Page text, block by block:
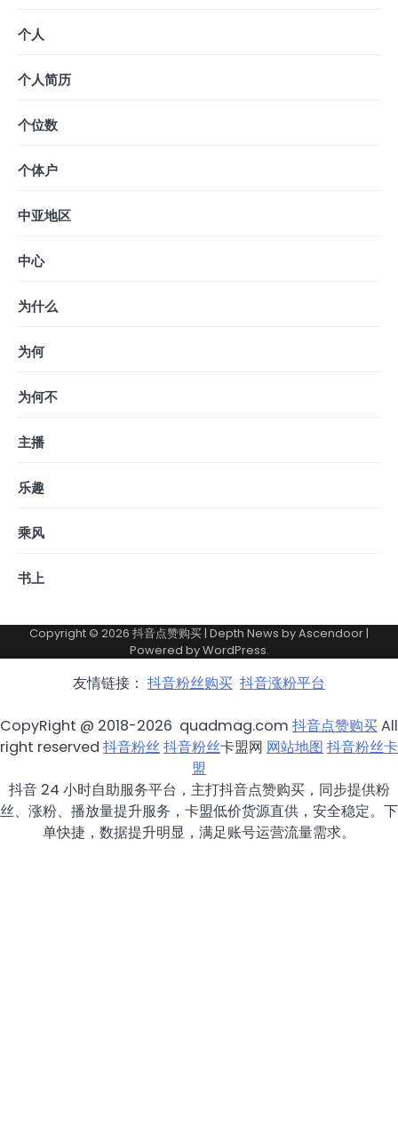
个人
个人简历
个位数
个体户
中亚地区
中心
为什么
为何
为何不
主播
乐趣
乘风
书上
Copyright © 2026 抖音点赞购买 | Depth News byAscendoor |
Powered byWordPress.
友情链接： 抖音粉丝购买 抖音涨粉平台
CopyRight @ 2018-2026 quadmag.com 抖音点赞购买All
right reserved 抖音粉丝抖音粉丝卡盟网 网站地图 抖音粉丝卡
盟
抖音 24 小时自助服务平台，主打抖音点赞购买，同步提供粉
丝、涨粉、播放量提升服务，卡盟低价货源直供，安全稳定。下
单快捷，数据提升明显，满足账号运营流量需求。